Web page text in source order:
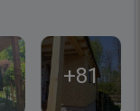
+81